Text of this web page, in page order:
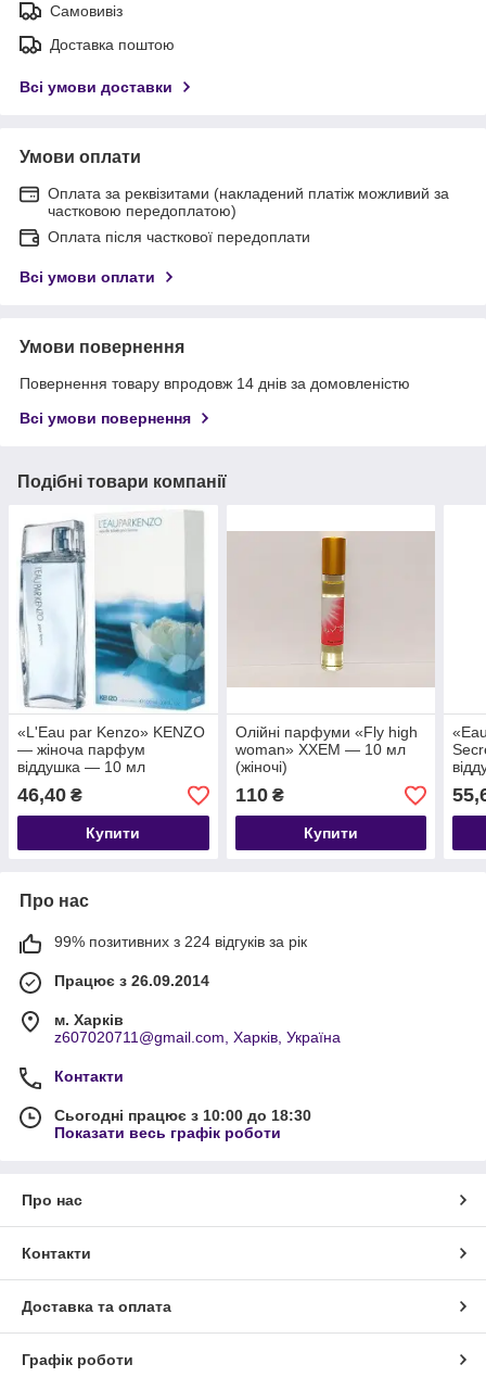
Самовивіз
Доставка поштою
Всі умови доставки
Умови оплати
Оплата за реквізитами (накладений платіж можливий за
частковою передоплатою)
Оплата після часткової передоплати
Всі умови оплати
Умови повернення
Повернення товару впродовж 14 днів за домовленістю
Всі умови повернення
Подібні товари компанії
«L'Eau par Kenzo» KENZO
— жіноча парфум
віддушка — 10 мл
46,40 ₴
Купити
Олійні парфуми «Fly high
woman» XXЕМ — 10 мл
(жіночі)
110₴
Купити
Про нас
99% позитивних з 224 відгуків за рік
Працює з 26.09.2014
м. Харків
z607020711@gmail.com, Харків, Україна
Контакти
Сьогодні працює з 10:00 до 18:30
Показати весь графік роботи
Про нас
Контакти
Доставка та оплата
Графік роботи